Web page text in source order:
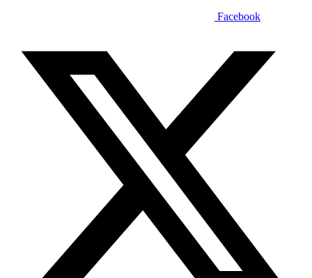
Facebook